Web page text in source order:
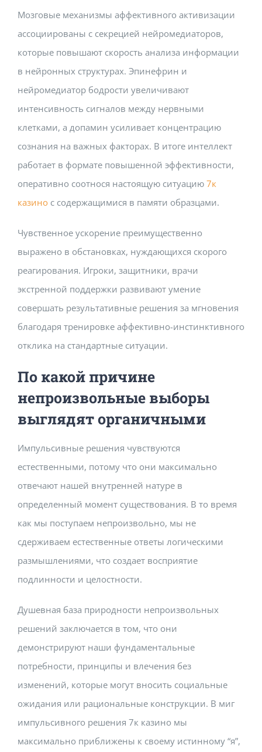
Мозговые механизмы аффективного активизации
ассоциированы с секрецией нейромедиаторов,
которые повышают скорость анализа информации
в нейронных структурах. Эпинефрин и
нейромедиатор бодрости увеличивают
интенсивность сигналов между нервными
клетками, а допамин усиливает концентрацию
сознания на важных факторах. В итоге интеллект
работает в формате повышенной эффективности,
оперативно соотнося настоящую ситуацию 7к
казино с содержащимися в памяти образцами.
Чувственное ускорение преимущественно
выражено в обстановках, нуждающихся скорого
реагирования. Игроки, защитники, врачи
экстренной поддержки развивают умение
совершать результативные решения за мгновения
благодаря тренировке аффективно-инстинктивного
отклика на стандартные ситуации.
По какой причине
непроизвольные выборы
выглядят органичными
Импульсивные решения чувствуются
естественными, потому что они максимально
отвечают нашей внутренней натуре в
определенный момент существования. В то время
как мы поступаем непроизвольно, мы не
сдерживаем естественные ответы логическими
размышлениями, что создает восприятие
подлинности и целостности.
Душевная база природности непроизвольных
решений заключается в том, что они
демонстрируют наши фундаментальные
потребности, принципы и влечения без
изменений, которые могут вносить социальные
ожидания или рациональные конструкции. В миг
импульсивного решения 7к казино мы
максимально приближены к своему истинному “я”,